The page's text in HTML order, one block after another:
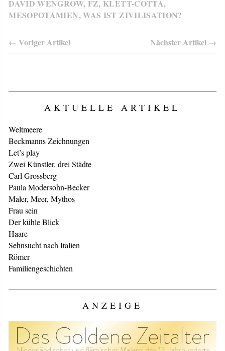
DAVID WENGROW, FZ, KLETT-COTTA,
MESOPOTAMIEN,WAS IST ZIVILISATION?
← Voriger Artikel Nächster Artikel →
AKTUELLE ARTIKEL
Weltmeere
Beckmanns Zeichnungen
Let’s play
Zwei Künstler, drei Städte
Carl Grossberg
Paula Modersohn-Becker
Maler, Meer, Mythos
Frau sein
Der kühle Blick
Haare
Sehnsucht nach Italien
Römer
Familiengeschichten
ANZEIGE